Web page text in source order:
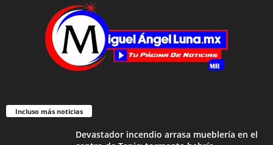
Incluso más noticias
Devastador incendio arrasa mueblería en el